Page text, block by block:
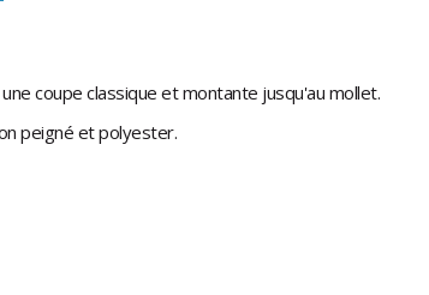
coupe classique et montante jusqu'au mollet.
peigné et polyester.